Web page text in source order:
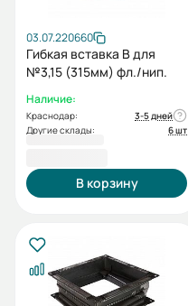
03.07.220660
Гибкая вставка В для
№3,15 (315мм) фл./нип.
Наличие:
Краснодар:
3-5 дней
Другие склады:
6 шт
В корзину